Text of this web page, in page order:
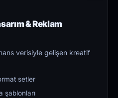
& Reklam
verisiyle gelişen kreatif
setler
şablonları